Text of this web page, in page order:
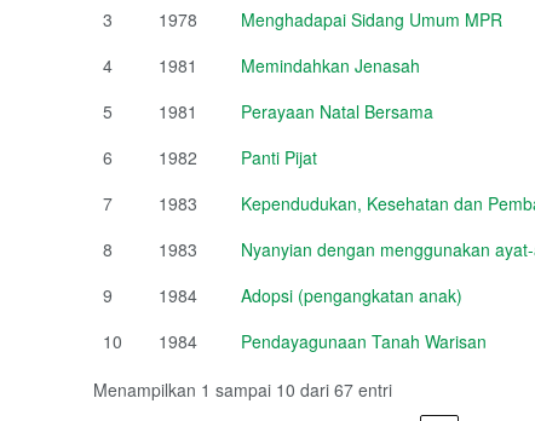
3
1978
Menghadapai Sidang Umum MPR
4
1981
Memindahkan Jenasah
5
1981
Perayaan Natal Bersama
6
1982
Panti Pijat
7
1983
Kependudukan, Kesehatan dan
8
1983
Nyanyian dengan menggunakan
9
1984
Adopsi (pengangkatan anak)
10
1984
Pendayagunaan Tanah Warisan
Menampilkan 1 sampai 10 dari 67 entri